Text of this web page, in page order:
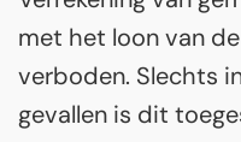
met het loon van
verboden. Slechts
gevallen is dit